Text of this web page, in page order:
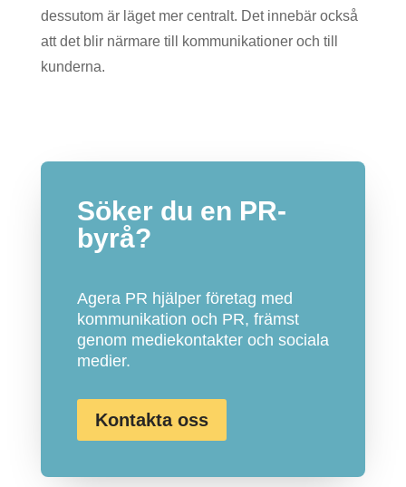
dessutom är läget mer centralt. Det innebär också
att det blir närmare till kommunikationer och till
kunderna.
Söker du en PR-
byrå?
Agera PR hjälper företag med
kommunikation och PR, främst
genom mediekontakter och sociala
medier.
Kontakta oss